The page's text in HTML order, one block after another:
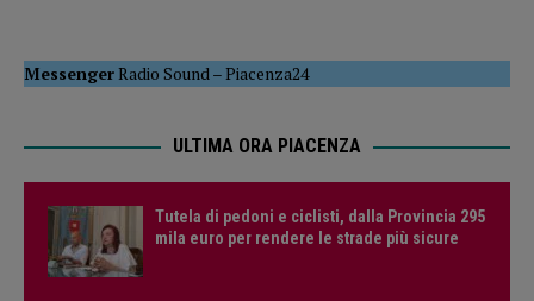
MessengerRadio Sound–Piacenza24
ULTIMA ORA PIACENZA
Tutela di pedoni e ciclisti, dalla Provincia 295
mila euro per rendere le strade più sicure